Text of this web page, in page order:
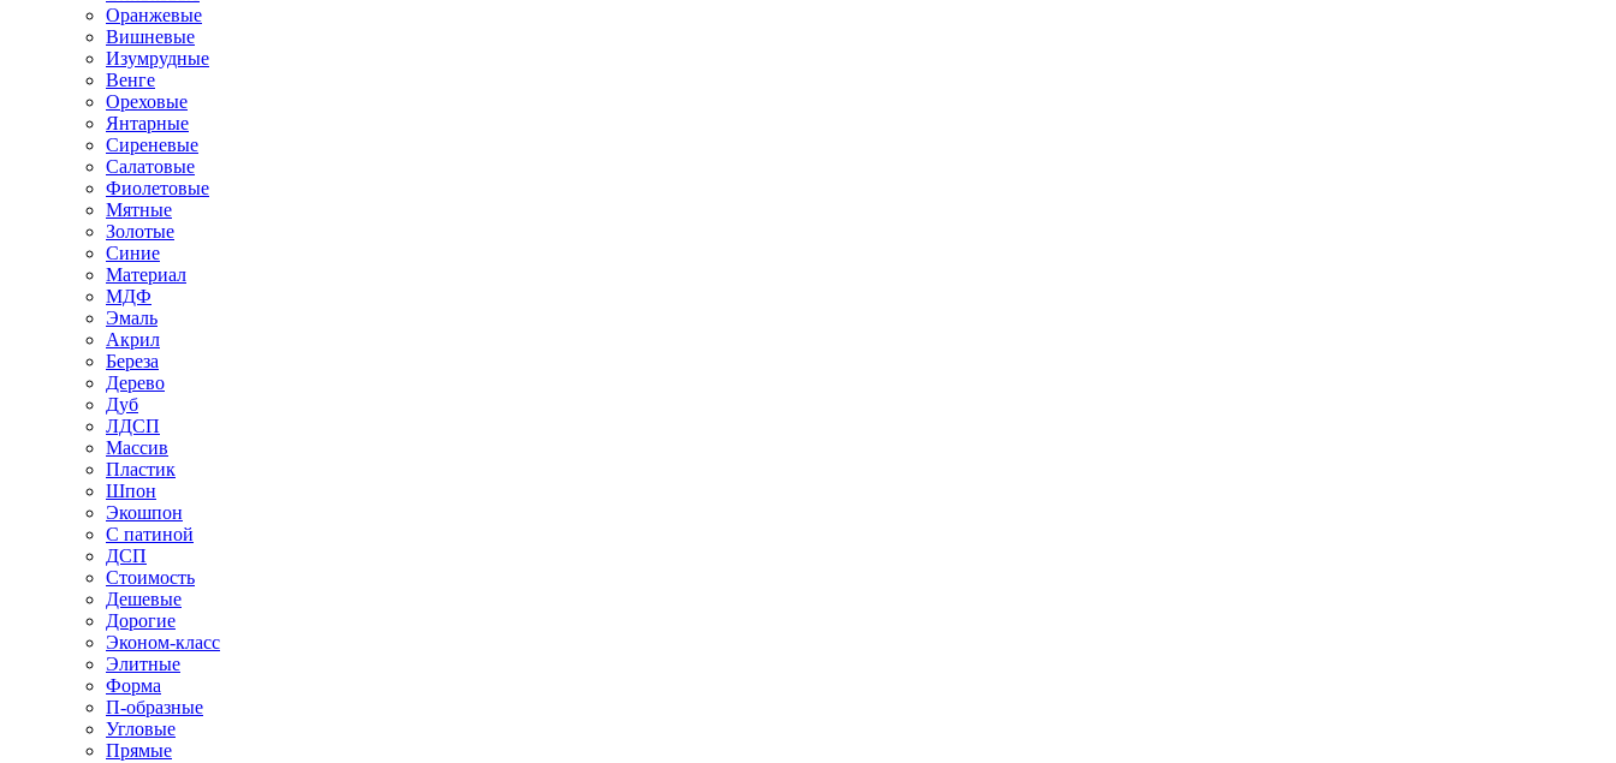
Оранжевые
Вишневые
Изумрудные
Венге
Ореховые
Янтарные
Сиреневые
Салатовые
Фиолетовые
Мятные
Золотые
Синие
Материал
МДФ
Эмаль
Акрил
Береза
Дерево
Дуб
ЛДСП
Массив
Пластик
Шпон
Экошпон
С патиной
ДСП
Стоимость
Дешевые
Дорогие
Эконом-класс
Элитные
Форма
П-образные
Угловые
Прямые